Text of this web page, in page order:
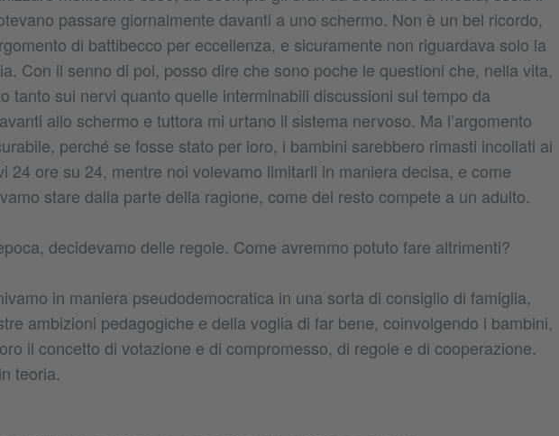
passare giornalmente davanti a uno schermo. Non è un bel ricordo,
di battibecco per eccellenza, e sicuramente non riguardava solo la
Con il senno di poi, posso dire che sono poche le questioni che, nella vita,
tanto sui nervi quanto quelle interminabili discussioni sul tempo da
allo schermo e tuttora mi urtano il sistema nervoso. Ma l’argomento
perché se fosse stato per loro, i bambini sarebbero rimasti incollati ai
24 ore su 24, mentre noi volevamo limitarli in maniera decisa, e come
stare dalla parte della ragione, come del resto compete a un adulto.
decidevamo delle regole. Come avremmo potuto fare altrimenti?
in maniera pseudodemocratica in una sorta di consiglio di famiglia,
ambizioni pedagogiche e della voglia di far bene, coinvolgendo i bambini,
il concetto di votazione e di compromesso, di regole e di cooperazione.
teoria.